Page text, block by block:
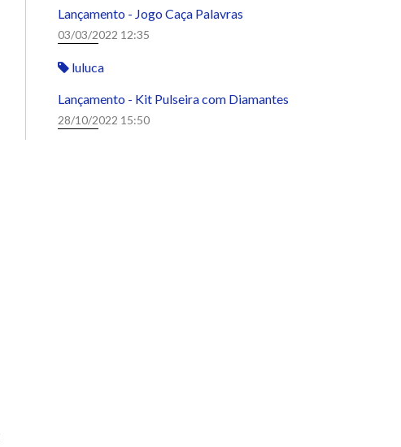
Lançamento - Jogo Caça Palavras
03/03/2022 12:35
luluca
Lançamento - Kit Pulseira com Diamantes
28/10/2022 15:50